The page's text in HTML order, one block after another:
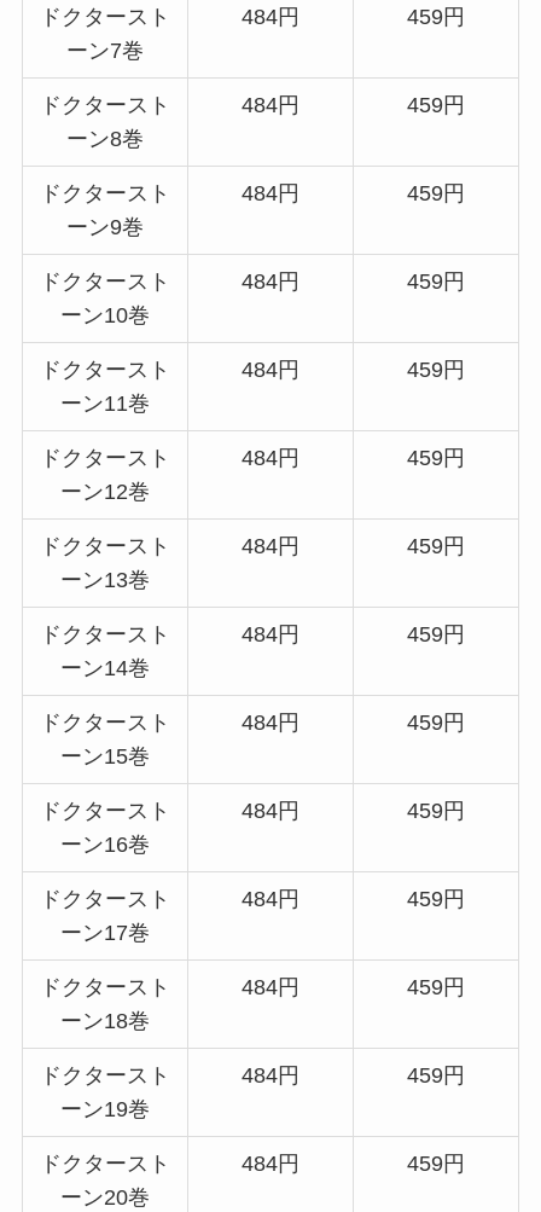
ドクタースト
ーン7巻
484円 459円
ドクタースト
ーン8巻
484円 459円
ドクタースト
ーン9巻
484円 459円
ドクタースト
ーン10巻
484円 459円
ドクタースト
ーン11巻
484円 459円
ドクタースト
ーン12巻
484円 459円
ドクタースト
ーン13巻
484円 459円
ドクタースト
ーン14巻
484円 459円
ドクタースト
ーン15巻
484円 459円
ドクタースト
ーン16巻
484円 459円
ドクタースト
ーン17巻
484円 459円
ドクタースト
ーン18巻
484円 459円
ドクタースト
ーン19巻
484円 459円
ドクタースト
ーン20巻
484円 459円